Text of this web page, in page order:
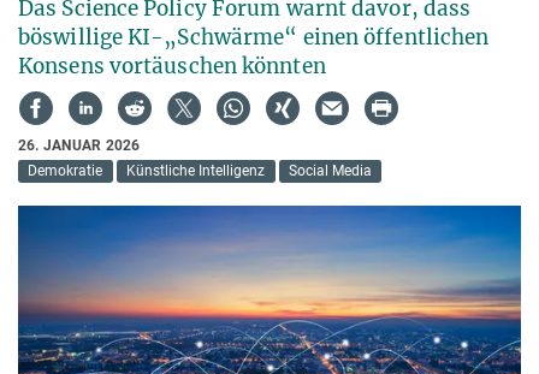
Das Science Policy Forum warnt davor, dass
böswillige KI-„Schwärme“ einen öffentlichen
Konsens vortäuschen könnten
26. JANUAR 2026
Demokratie
Künstliche Intelligenz Social Media